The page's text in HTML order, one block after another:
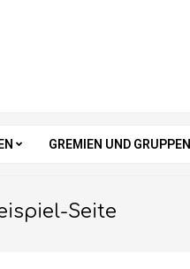
GREMIEN UND GRUPPEN
Seite